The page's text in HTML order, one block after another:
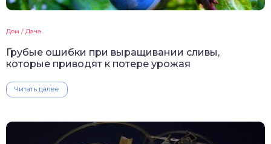
Дом / Дача
Грубые ошибки при выращивании сливы,
которые приводят к потере урожая
Читать далее